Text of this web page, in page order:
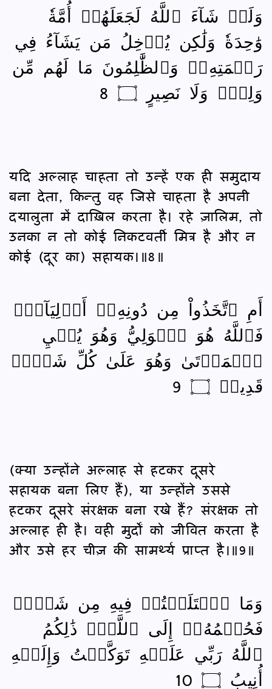
وَلَوۡ شَآءَ ٱللَّهُ لَجَعَلَهُمۡ أُمَّةٗ
وَٰحِدَةٗ وَلَٰكِن يُدۡخِلُ مَن يَشَآءُ فِي
رَحۡمَتِهِۦۚ وَٱلظَّٰلِمُونَ مَا لَهُم مِّن
وَلِيّٖ وَلَا نَصِيرٍ ۝ 8
यदि अल्लाह चाहता तो उन्हें एक ही समुदाय
बना देता, किन्तु वह जिसे चाहता है अपनी
दयालुता में दाख़िल करता है। रहे ज़ालिम, तो
उनका न तो कोई निकटवर्ती मित्र है और न
कोई (दूर का) सहायक।॥8॥
أَمِ ٱتَّخَذُواْ مِن دُونِهِۦٓ أَوۡلِيَآءَۖ
فَٱللَّهُ هُوَ ٱلۡوَلِيُّ وَهُوَ يُحۡيِ
ٱلۡمَوۡتَىٰ وَهُوَ عَلَىٰ كُلِّ شَيۡءٖ
قَدِيرٞ ۝ 9
(क्या उन्होंने अल्लाह से हटकर दूसरे
सहायक बना लिए हैं), या उन्होंने उससे
हटकर दूसरे संरक्षक बना रखे हैं? संरक्षक तो
अल्लाह ही है। वही मुर्दों को जीवित करता है
और उसे हर चीज़ की सामर्थ्य प्राप्‍त है।॥9॥
وَمَا ٱخۡتَلَفۡتُمۡ فِيهِ مِن شَيۡءٖ
فَحُكۡمُهُۥٓ إِلَى ٱللَّهِۚ ذَٰلِكُمُ
ٱللَّهُ رَبِّي عَلَيۡهِ تَوَكَّلۡتُ وَإِلَيۡهِ
أُنِيبُ ۝ 10